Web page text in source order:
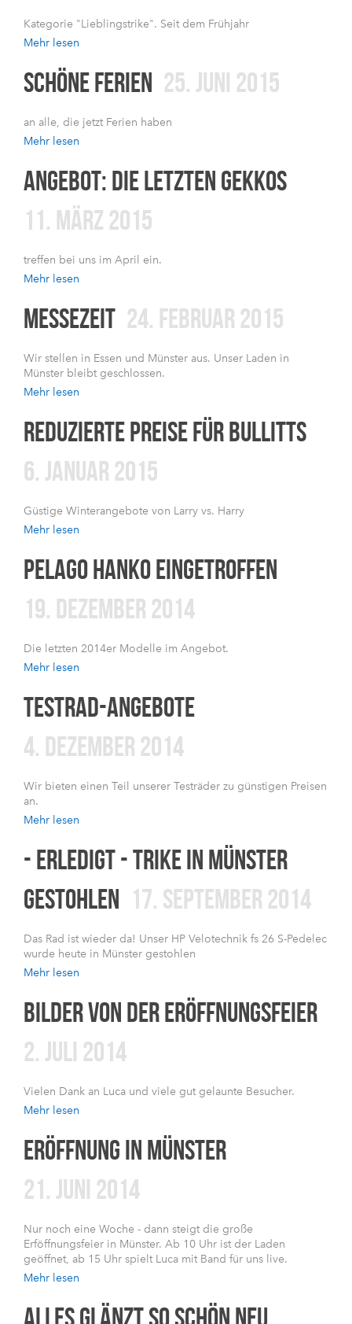
Kategorie "Lieblingstrike". Seit dem Frühjahr
Mehr lesen
SCHÖNE FERIEN 25. JUNI 2015
an alle, die jetzt Ferien haben
Mehr lesen
ANGEBOT: DIE LETZTEN GEKKOS
11. MÄRZ 2015
treffen bei uns im April ein.
Mehr lesen
MESSEZEIT 24. FEBRUAR 2015
Wir stellen in Essen und Münster aus. Unser Laden in
Münster bleibt geschlossen.
Mehr lesen
REDUZIERTE PREISE FÜR BULLITTS
6. JANUAR 2015
Güstige Winterangebote von Larry vs. Harry
Mehr lesen
PELAGO HANKO EINGETROFFEN
19. DEZEMBER 2014
Die letzten 2014er Modelle im Angebot.
Mehr lesen
TESTRAD-ANGEBOTE
4. DEZEMBER 2014
Wir bieten einen Teil unserer Testräder zu günstigen Preisen
an.
Mehr lesen
- ERLEDIGT - TRIKE IN MÜNSTER
GESTOHLEN 17. SEPTEMBER 2014
Das Rad ist wieder da! Unser HP Velotechnik fs 26 S-Pedelec
wurde heute in Münster gestohlen
Mehr lesen
BILDER VON DER ERÖFFNUNGSFEIER
2. JULI 2014
Vielen Dank an Luca und viele gut gelaunte Besucher.
Mehr lesen
ERÖFFNUNG IN MÜNSTER
21. JUNI 2014
Nur noch eine Woche - dann steigt die große
Erföffnungsfeier in Münster. Ab 10 Uhr ist der Laden
geöffnet, ab 15 Uhr spielt Luca mit Band für uns live.
Mehr lesen
ALLES GLÄNZT SO SCHÖN NEU.